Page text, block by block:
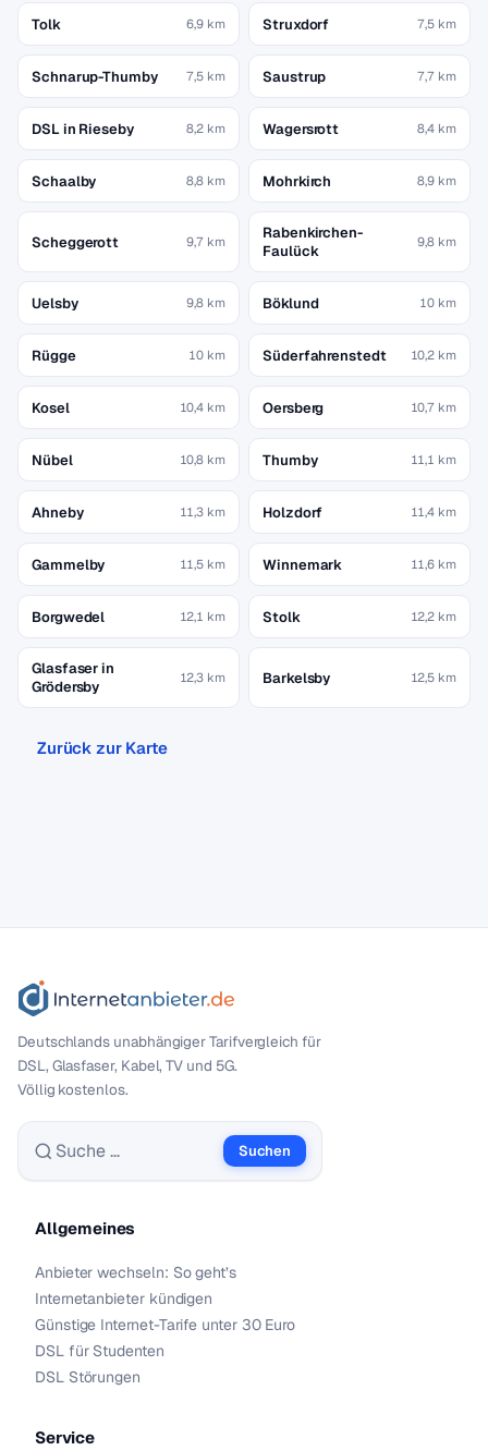
Tolk 6,9 km Struxdorf 7,5 km
Schnarup-Thumby 7,5 km Saustrup 7,7 km
DSL in Rieseby 8,2 km Wagersrott 8,4 km
Schaalby 8,8 km Mohrkirch 8,9 km
Scheggerott 9,7 km
Rabenkirchen-
Faulück
9,8 km
Uelsby 9,8 km Böklund 10 km
Rügge 10 km Süderfahrenstedt 10,2 km
Kosel 10,4 km Oersberg 10,7 km
Nübel 10,8 km Thumby 11,1 km
Ahneby 11,3 km Holzdorf 11,4 km
Gammelby 11,5 km Winnemark 11,6 km
Borgwedel 12,1 km Stolk 12,2 km
Glasfaser in
Grödersby
12,3 km Barkelsby 12,5 km
Zurück zur Karte
Deutschlands unabhängiger Tarif­vergleich für
DSL, Glasfaser, Kabel, TV und 5G.
Völlig kostenlos.
Suche nach:
Suchen
Allgemeines
Anbieter wechseln: So geht’s
Internetanbieter kündigen
Günstige Internet-Tarife unter 30 Euro
DSL für Studenten
DSL Störungen
Service